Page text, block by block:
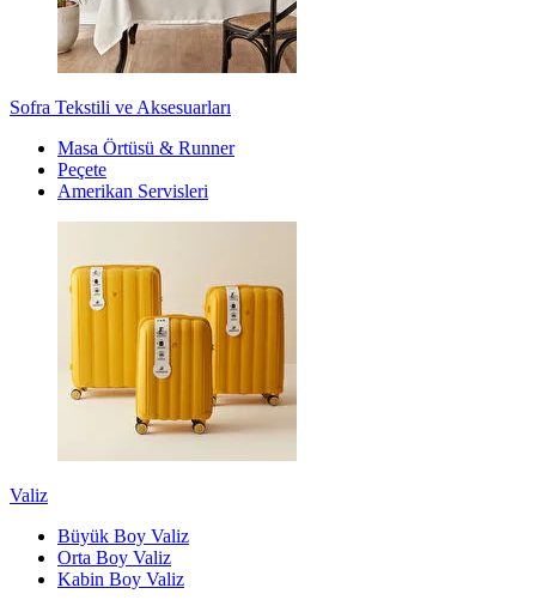
Sofra Tekstili ve Aksesuarları
Masa Örtüsü & Runner
Peçete
Amerikan Servisleri
Valiz
Büyük Boy Valiz
Orta Boy Valiz
Kabin Boy Valiz